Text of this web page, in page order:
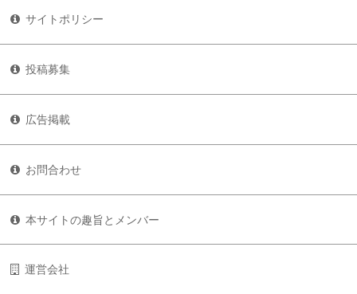
サイトポリシー
投稿募集
広告掲載
お問合わせ
本サイトの趣旨とメンバー
運営会社